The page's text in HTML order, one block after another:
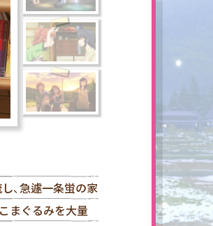
、急遽一条蛍の家
まぐるみを大量